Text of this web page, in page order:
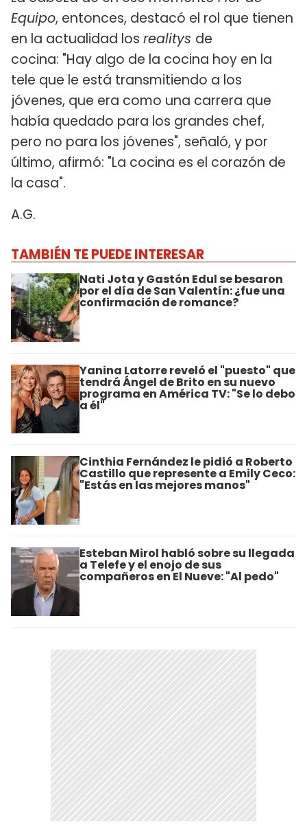
Equipo, entonces, destacó el rol que tienen
en la actualidad los realitys de
cocina: "Hay algo de la cocina hoy en la
tele que le está transmitiendo a los
jóvenes, que era como una carrera que
había quedado para los grandes chef,
pero no para los jóvenes", señaló, y por
último, afirmó: "La cocina es el corazón de
la casa".
A.G.
TAMBIÉN TE PUEDE INTERESAR
Nati Jota y Gastón Edul se besaron
por el día de San Valentín: ¿fue una
confirmación de romance?
Yanina Latorre reveló el "puesto" que
tendrá Ángel de Brito en su nuevo
programa en América TV: "Se lo debo
a él"
Cinthia Fernández le pidió a Roberto
Castillo que represente a Emily Ceco:
"Estás en las mejores manos"
Esteban Mirol habló sobre su llegada
a Telefe y el enojo de sus
compañeros en El Nueve: "Al pedo"